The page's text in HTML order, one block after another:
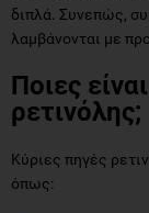
διπλά. Συνεπώς,
λαμβάνονται με
Ποιες
ρετινόλης;
Κύριες πηγές
όπως: